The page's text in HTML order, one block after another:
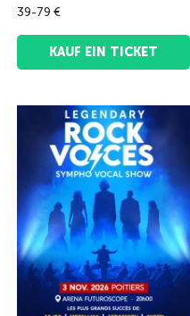
39-79 €
KAUF EIN TICKET